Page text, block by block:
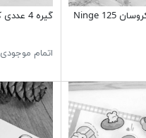
گیره 4 عددی کوکی 137 Ninge
اتمام موجودی